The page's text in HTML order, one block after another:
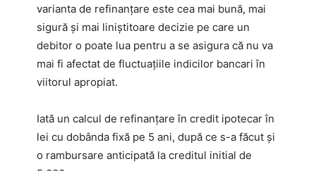
varianta de refinanțare este cea mai bună, mai
sigură și mai liniștitoare decizie pe care un
debitor o poate lua pentru a se asigura că nu va
mai fi afectat de fluctuațiile indicilor bancari în
viitorul apropiat.
Iată un calcul de refinanțare în credit ipotecar în
lei cu dobânda fixă pe 5 ani, după ce s-a făcut și
o rambursare anticipată la creditul initial de